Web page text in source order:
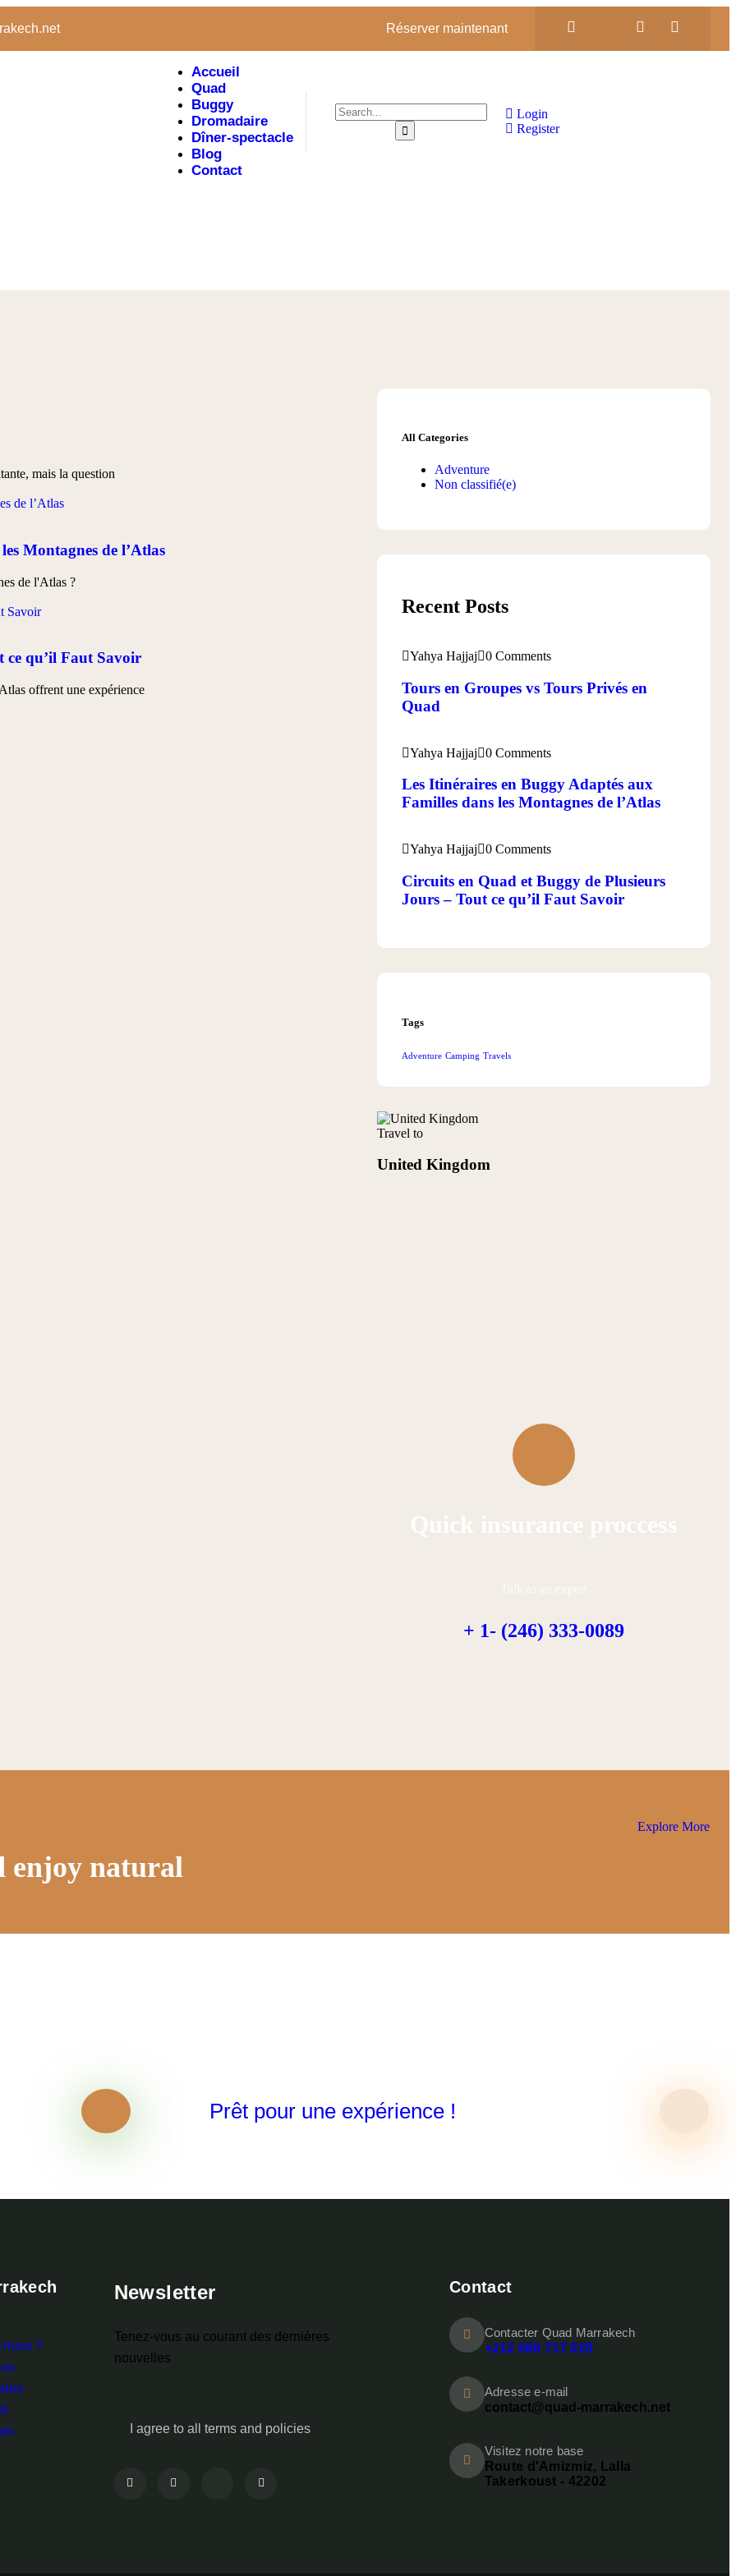
Réserver maintenant
Accueil
Quad
Buggy
Dromadaire
Dîner-spectacle
Blog
Contact
Login
Register
mais la question
Montagnes de l’Atlas
de l'Atlas ?
ce qu’il Faut Savoir
offrent une expérience
All Categories
Adventure
Non classifié(e)
Recent Posts
Yahya Hajjaj 0 Comments
Tours en Groupes vs Tours Privés en
Quad
Yahya Hajjaj 0 Comments
Les Itinéraires en Buggy Adaptés aux
Familles dans les Montagnes de l’Atlas
Yahya Hajjaj 0 Comments
Circuits en Quad et Buggy de Plusieurs
Jours – Tout ce qu’il Faut Savoir
Tags
Adventure Camping Travels
Travel to
United Kingdom
Quick insurance proccess
+ 1- (246) 333-0089
enjoy natural
Explore More
Prêt pour une expérience !
nous ?
Newsletter
Tenez-vous au courant des dernières
nouvelles
I agree to all terms and policies
Contact
Contacter Quad Marrakech
+212 668 717 028
Adresse e-mail
contact@quad-marrakech.net
Visitez notre base
Route d'Amizmiz, Lalla
Takerkoust - 42202